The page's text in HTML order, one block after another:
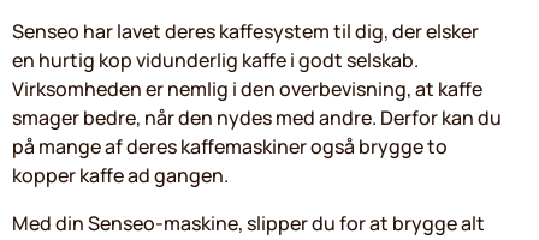
Senseo har lavet deres kaffesystem til dig, der elsker
en hurtig kop vidunderlig kaffe i godt selskab.
Virksomheden er nemlig i den overbevisning, at kaffe
smager bedre, når den nydes med andre. Derfor kan du
på mange af deres kaffemaskiner også brygge to
kopper kaffe ad gangen.
Med din Senseo-maskine, slipper du for at brygge alt